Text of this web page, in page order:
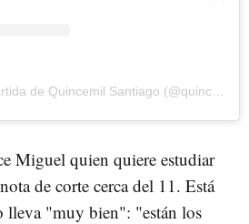
Miguel quien quiere estudiar
de corte cerca del 11. Está
lleva "muy bien": "están los